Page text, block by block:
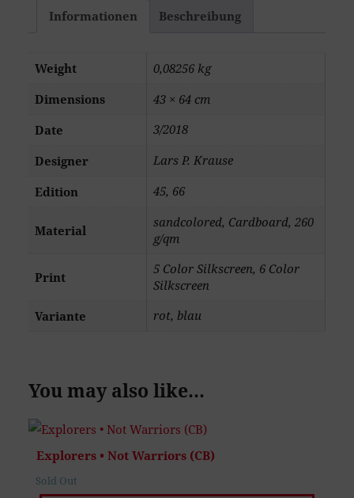
Informationen Beschreibung
Weight
0,08256 kg
Dimensions
43 × 64 cm
Date
3/2018
Designer
Lars P. Krause
Edition
45, 66
Material
sandcolored, Cardboard, 260
g/qm
Print
5 Color Silkscreen, 6 Color
Silkscreen
Variante
rot, blau
You may also like…
Explorers • Not Warriors (CB)
Sold Out